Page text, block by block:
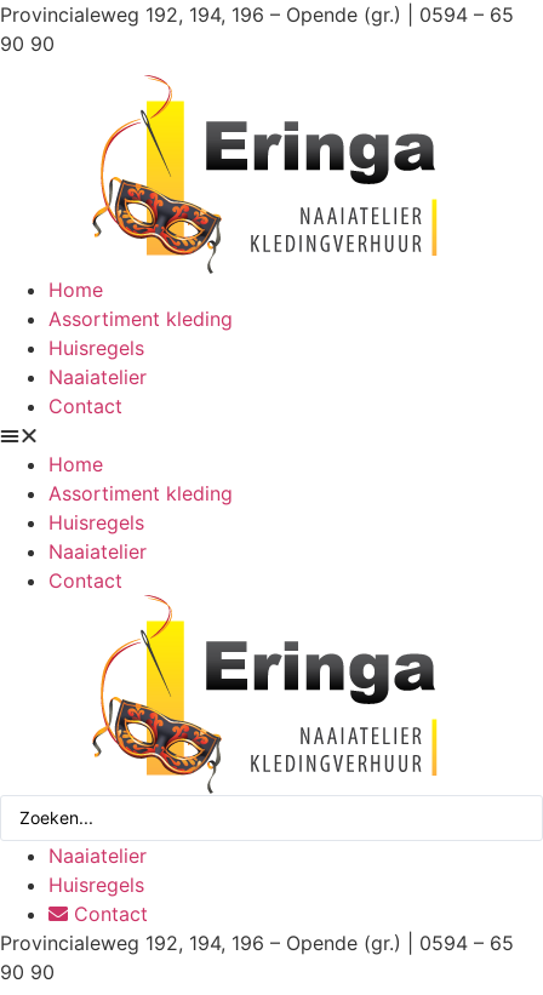
Ga
naar
Provincialeweg 192, 194, 196 – Opende (gr.) | 0594 – 65
90 90
Home
Assortiment kleding
Huisregels
Naaiatelier
Contact
Home
Assortiment kleding
Huisregels
Naaiatelier
Contact
Search
Naaiatelier
Huisregels
Contact
Provincialeweg 192, 194, 196 – Opende (gr.) | 0594 – 65
90 90